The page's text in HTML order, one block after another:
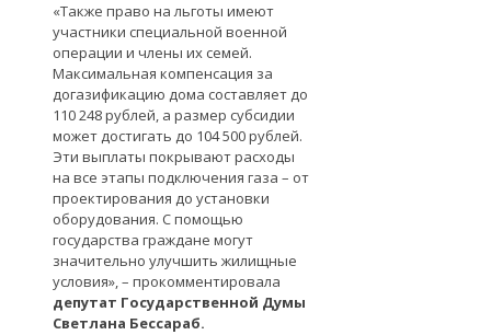
«Также право на льготы имеют
участники специальной военной
операции и члены их семей.
Максимальная компенсация за
догазификацию дома составляет до
110 248 рублей, а размер субсидии
может достигать до 104 500 рублей.
Эти выплаты покрывают расходы
на все этапы подключения газа – от
проектирования до установки
оборудования. С помощью
государства граждане могут
значительно улучшить жилищные
условия», – прокомментировала
депутат Государственной Думы
Светлана Бессараб.